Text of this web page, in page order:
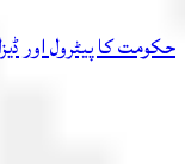
حکومت کا پیٹرول اور